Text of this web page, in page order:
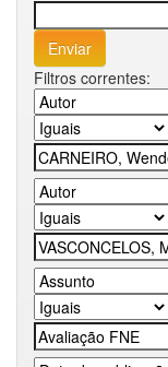
Filtros correntes: